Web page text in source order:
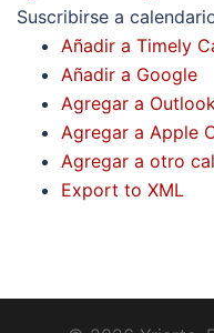
Suscribirse a
Añadir a Timely
Añadir a Google
Agregar a
Agregar a Apple
Agregar a otro
Export to XML